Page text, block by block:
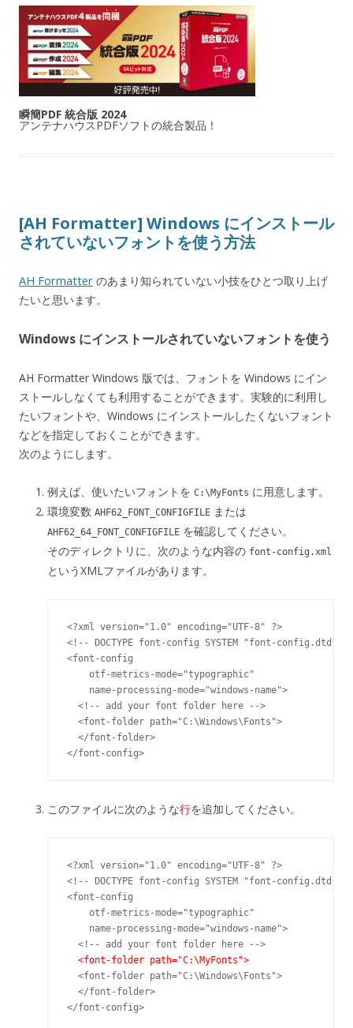
瞬簡PDF 統合版 2024
アンテナハウスPDFソフトの統合製品！
[AH Formatter] Windows にインストール
されていないフォントを使う方法
AH Formatter のあまり知られていない小技をひとつ取り上げ
たいと思います。
Windows にインストールされていないフォントを使う
AH Formatter Windows 版では、フォントを Windows にイン
ストールしなくても利用することができます。実験的に利用し
たいフォントや、Windows にインストールしたくないフォント
などを指定しておくことができます。
次のようにします。
例えば、使いたいフォントを C:\MyFonts に用意します。
環境変数 AHF62_FONT_CONFIGFILE または
AHF62_64_FONT_CONFIGFILE を確認してください。
そのディレクトリに、次のような内容の font-config.xml
というXMLファイルがあります。
<?xml version="1.0" encoding="UTF-8" ?>
<!-- DOCTYPE font-config SYSTEM "font-config.dtd"
<font-config
    otf-metrics-mode="typographic"
    name-processing-mode="windows-name">
  <!-- add your font folder here -->
  <font-folder path="C:\Windows\Fonts">
  </font-folder>
このファイルに次のような行を追加してください。
<?xml version="1.0" encoding="UTF-8" ?>
<!-- DOCTYPE font-config SYSTEM "font-config.dtd"
<font-config
    otf-metrics-mode="typographic"
    name-processing-mode="windows-name">
  <!-- add your font folder here -->
<font-folder path="C:\MyFonts">
  <font-folder path="C:\Windows\Fonts">
  </font-folder>